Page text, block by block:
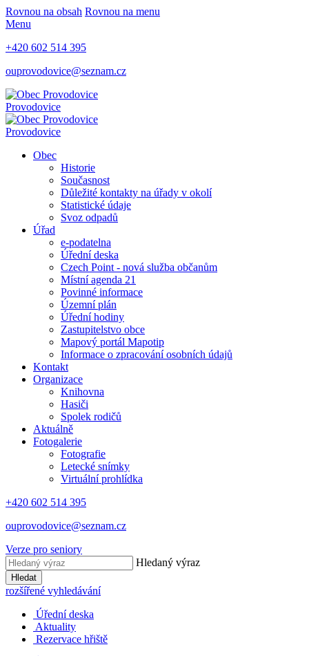
Rovnou na obsah Rovnou na menu
Menu
+420 602 514 395
ouprovodovice@seznam.cz
Provodovice
Provodovice
Obec
Historie
Současnost
Důležité kontakty na úřady v okolí
Statistické údaje
Svoz odpadů
Úřad
e-podatelna
Úřední deska
Czech Point - nová služba občanům
Místní agenda 21
Povinné informace
Územní plán
Úřední hodiny
Zastupitelstvo obce
Mapový portál Mapotip
Informace o zpracování osobních údajů
Kontakt
Organizace
Knihovna
Hasiči
Spolek rodičů
Aktuálně
Fotogalerie
Fotografie
Letecké snímky
Virtuální prohlídka
+420 602 514 395
ouprovodovice@seznam.cz
Verze pro seniory
Hledaný výraz
Hledat
rozšířené vyhledávání
Úřední deska
Aktuality
Rezervace hřiště